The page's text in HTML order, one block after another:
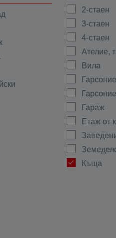
2-стаен
3-стаен
4-стаен
Ателие,
Вила
Гараж
Етаж от
Къща